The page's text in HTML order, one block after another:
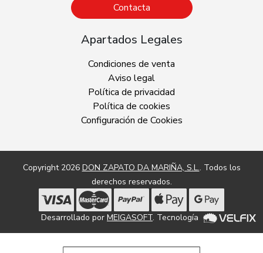
Contacta
Apartados Legales
Condiciones de venta
Aviso legal
Política de privacidad
Política de cookies
Configuración de Cookies
Copyright 2026 DON ZAPATO DA MARIÑA, S.L.. Todos los
derechos reservados.
Desarrollado por MEIGASOFT. Tecnología